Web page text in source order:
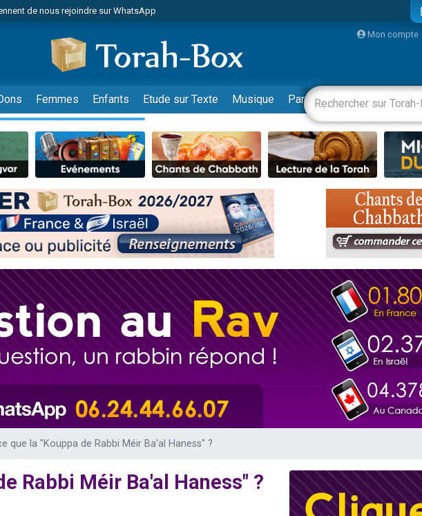
de nous rejoindre sur WhatsApp
viennent de faire un don pour 5 jours de vacances aux Orphelins
viennent de faire un don pour Diane, 80 ans, dans un appartement insalubre
de nous rejoindre sur WhatsApp
de demander une bénédiction
viennent de faire un don pour Sauvez la jambe de Yohan
pour étudier en groupe sur Zoom
musiques dans Torah-Box Music
de nous rejoindre sur WhatsApp
de nous rejoindre sur WhatsApp
musiques dans Torah-Box Music
de nous rejoindre sur WhatsApp
viennent de faire un don pour Tsédaka : pauvres d'Israel
radio : Visions de grandeur n°104 : Le Chabbath et le Birkat Hamazone à travers le temps
de demander une bénédiction
son Maasser
donner son Maasser
de nous rejoindre sur WhatsApp
Mon compte
Femmes Enfants Etude sur Texte Musique Paracha Divertissements
que la "Kouppa de Rabbi Méir Ba'al Haness" ?
Rabbi Méir Ba'al Haness" ?